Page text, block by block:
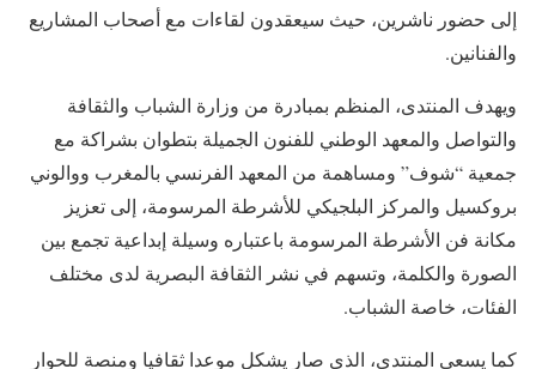
إلى حضور ناشرين، حيث سيعقدون لقاءات مع أصحاب المشاريع
والفنانين.
ويهدف المنتدى، المنظم بمبادرة من وزارة الشباب والثقافة
والتواصل والمعهد الوطني للفنون الجميلة بتطوان بشراكة مع
جمعية “شوف” ومساهمة من المعهد الفرنسي بالمغرب ووالوني
بروكسيل والمركز البلجيكي للأشرطة المرسومة، إلى تعزيز
مكانة فن الأشرطة المرسومة باعتباره وسيلة إبداعية تجمع بين
الصورة والكلمة، وتسهم في نشر الثقافة البصرية لدى مختلف
الفئات، خاصة الشباب.
كما يسعى المنتدى، الذي صار يشكل موعدا ثقافيا ومنصة للحوار